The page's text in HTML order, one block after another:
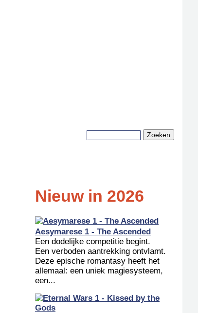
Zoeken
Nieuw in 2026
Aesymarese 1 - The Ascended
Een dodelijke competitie begint.
Een verboden aantrekking ontvlamt.
Deze epische romantasy heeft het
allemaal: een uniek magiesysteem,
een...